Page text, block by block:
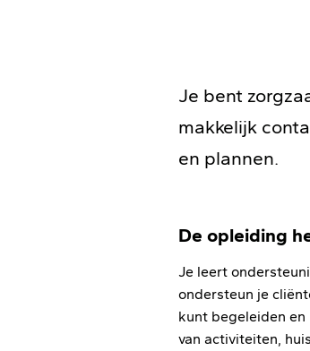
Je bent
makkelijk
en plannen.
De opleiding
Je leert
ondersteun je
kunt begeleiden en
van activiteiten,